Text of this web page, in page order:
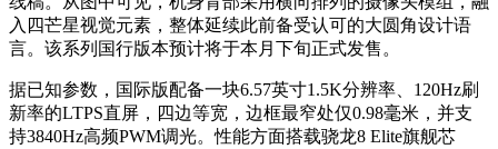
入四芒星视觉元素，整体延续此前备受认可的大圆角设计语
言。该系列国行版本预计将于本月下旬正式发售。
据已知参数，国际版配备一块6.57英寸1.5K分辨率、120Hz刷
新率的LTPS直屏，四边等宽，边框最窄处仅0.98毫米，并支
持3840Hz高频PWM调光。性能方面搭载骁龙8 Elite旗舰芯